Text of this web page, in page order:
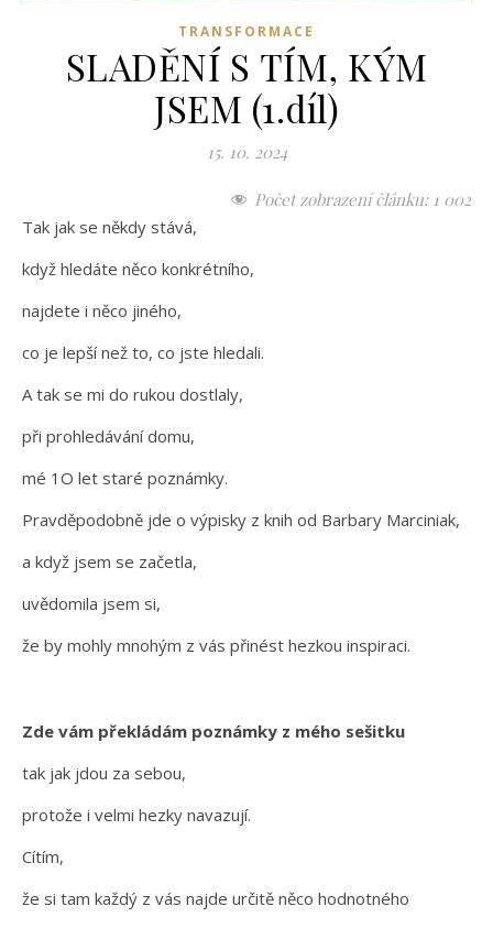
TRANSFORMACE
SLADĚNÍ S TÍM, KÝM
JSEM (1.díl)
15. 10. 2024
Počet zobrazení článku: 1 002
Tak jak se někdy stává,
když hledáte něco konkrétního,
najdete i něco jiného,
co je lepší než to, co jste hledali.
A tak se mi do rukou dostlaly,
při prohledávání domu,
mé 1O let staré poznámky.
Pravděpodobně jde o výpisky z knih od Barbary Marciniak,
a když jsem se začetla,
uvědomila jsem si,
že by mohly mnohým z vás přinést hezkou inspiraci.
Zde vám překládám poznámky z mého sešitku
tak jak jdou za sebou,
protože i velmi hezky navazují.
Cítím,
že si tam každý z vás najde určitě něco hodnotného